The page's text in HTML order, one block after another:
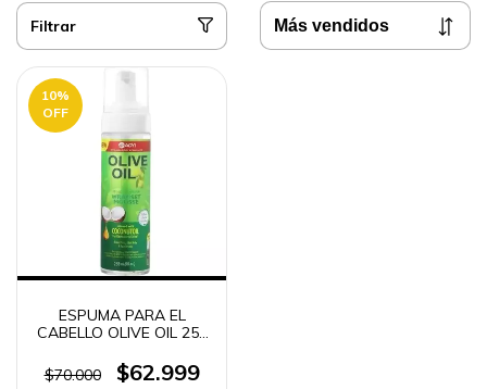
Filtrar
10%
OFF
ESPUMA PARA EL
CABELLO OLIVE OIL 258
$70.000
$62.999